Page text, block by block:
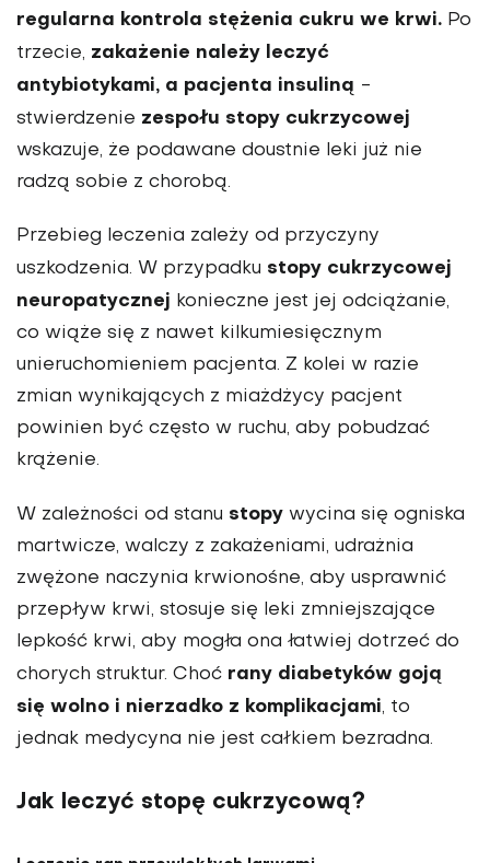
regularna kontrola stężenia cukru we krwi. Po
trzecie, zakażenie należy leczyć
antybiotykami, a pacjenta insuliną -
stwierdzenie zespołu stopy cukrzycowej
wskazuje, że podawane doustnie leki już nie
radzą sobie z chorobą.
Przebieg leczenia zależy od przyczyny
uszkodzenia. W przypadku stopy cukrzycowej
neuropatycznej konieczne jest jej odciążanie,
co wiąże się z nawet kilkumiesięcznym
unieruchomieniem pacjenta. Z kolei w razie
zmian wynikających z miażdżycy pacjent
powinien być często w ruchu, aby pobudzać
krążenie.
W zależności od stanu stopy wycina się ogniska
martwicze, walczy z zakażeniami, udrażnia
zwężone naczynia krwionośne, aby usprawnić
przepływ krwi, stosuje się leki zmniejszające
lepkość krwi, aby mogła ona łatwiej dotrzeć do
chorych struktur. Choć rany diabetyków goją
się wolno i nierzadko z komplikacjami, to
jednak medycyna nie jest całkiem bezradna.
Jak leczyć stopę cukrzycową?